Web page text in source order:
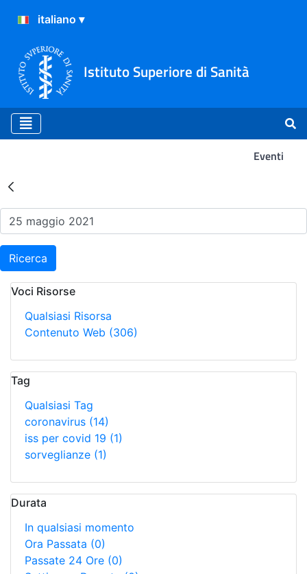
Istituto Superiore di Sanità
Eventi
Risultati della Ricerca -
Ricerca
Voci Risorse
Qualsiasi Risorsa
Contenuto Web (306)
Tag
Qualsiasi Tag
coronavirus (14)
iss per covid 19 (1)
sorveglianze (1)
Durata
In qualsiasi momento
Ora Passata (0)
Passate 24 Ore (0)